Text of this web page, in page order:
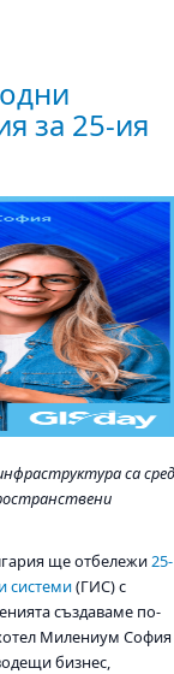
за 25-ия
са
ще отбележи25-
системи(ГИС) с
създаваме по-
Милениум София
бизнес,